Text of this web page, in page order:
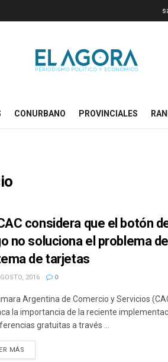
CONURBANO PROVINCIALES
considera que el botón
no soluciona el problema del
de tarjetas
2016 0
Argentina de Comercio y Servicios
la importancia de la reciente
gratuitas a través ...
MÁS